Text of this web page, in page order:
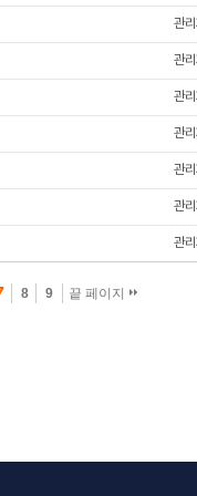
관
관
관
관
관
관
관
8 9 끝 페이지